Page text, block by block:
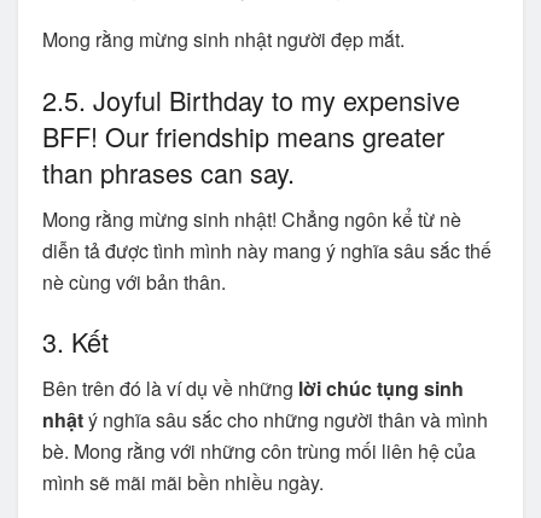
Mong rằng mừng sinh nhật người đẹp mắt.
2.5. Joyful Birthday to my expensive
BFF! Our friendship means greater
than phrases can say.
Mong rằng mừng sinh nhật! Chẳng ngôn kể từ nè
diễn tả được tình mình này mang ý nghĩa sâu sắc thế
nè cùng với bản thân.
3. Kết
Bên trên đó là ví dụ về những lời chúc tụng sinh
nhậtý nghĩa sâu sắc cho những người thân và mình
bè. Mong rằng với những côn trùng mối liên hệ của
mình sẽ mãi mãi bền nhiều ngày.